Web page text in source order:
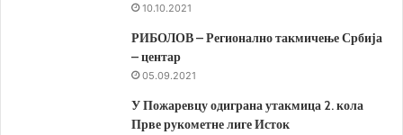
10.10.2021
РИБОЛОВ – Регионално такмичење Србија
– центар
05.09.2021
У Пожаревцу одиграна утакмица 2. кола
Прве рукометне лиге Исток